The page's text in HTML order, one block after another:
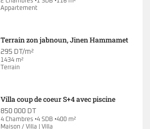
Appartement
Terrain zon jabnoun, Jinen Hammamet
295 DT/m²
1434 m²
Terrain
Villa coup de coeur S+4 avec piscine
850 000 DT
4 Chambres •4 SDB •400 m²
Maison / Villa | Villa